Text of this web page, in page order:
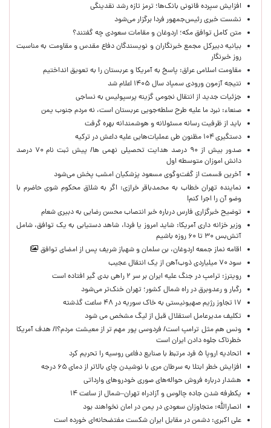
افزایش سپرده قانونی بانک‌ها؛ ترمز تازه رشد نقدینگی
نشست خبری رئیس‌جمهور فردا برگزار می‌شود
متن کامل توافق مکه؛ اردوغان و مقامات سعودی چه گفتند؟
بیانیه دبیرکل مجمع خبرنگاران و نویسندگان دفاع مقدس و مقاومت به مناسبت
روز خبرنگار
مقاومت اسلامی عراق: پاسخ به آمریکا و عربستان را به تعویق انداختیم
نتیجه آزمون ورودی سمپاد سال ۱۴۰۵ اعلام شد
جزئیات جدید از انتقال نجومی گزینه پرسپولیس به نساجی
صنعاء: نبرد ما علیه طرح سلطه‌جویی عربستان است، نه مردم جنوب یمن
باید از ظرفیت رسانه مسئولانه و هوشمندانه بهره گرفت
دستگیری ۱۰۴ مظنون طی عملیات‌هایی علیه داعش در ترکیه
صدور بیش از ۹۰ درصد هدایت تحصیلی نهمی ها/ پیش ثبت نام ۷۰ درصد
دانش اموزان متوسطه اول
آخرین قسمت از گفت‌وگوی مسعود پزشکیان امشب پخش می‌شود
نماینده تهران خطاب به محمدباقر خرازی: اگر به شلاق محکوم شوی حاضرم با
وضو آن را اجرا کنم!
توضیح خبرگزاری فارس درباره خبر انتصاب محسن رضایی به دبیری شعام
وزیر خزانه داری آمریکا: شاید امروز یا فردا، شاهد دستیابی به یک توافق، شامل
آتش‌بس ۳۰ تا ۶۰ روزه باشیم
اقامه نماز جمعه اردوغان، بن ‌سلمان و شهباز شریف پس از امضای توافق
سود ۷۰ میلیاردی ذوب‌آهن از یک انتقال عجیب
رویترز: ترامپ در جنگ علیه ایران بر سر ۲ راهی بدی گیر افتاده است
رگبار و رعدوبرق در راه شمال کشور؛ تهران خنک‌تر می‌شود
۱۷ تجاوز رژیم صهیونیستی به خاک سوریه در ۴۸ ساعت گذشته
تکلیف مدیرعامل استقلال قبل از لیگ مشخص می شود
ونس هم مثل ترامپ است/ فردوسی پور مهم تر از معیشت مردم؟!/ هدف آمریکا
خطرناک جلوه دادن ایران است
اتحادیه اروپا ۵ فرد مرتبط با صنایع دفاعی روسیه را تحریم کرد
افزایش خطر ابتلا به سرطان مری با نوشیدن چای بالاتر از دمای ۶۵ درجه
هشدار درباره فروش حواله‌های صوری خودروهای وارداتی
یکطرفه شدن جاده چالوس و آزادراه تهران–شمال از ساعت ۱۴
انصارالله: متجاوزان سعودی در یمن در امان نخواهند بود
علی اکبری: دشمن در مقابل ایران شکست مفتضحانه‌ای خورده است